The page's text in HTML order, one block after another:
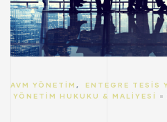
AVM YÖNETIM ,ENTEGRE TESIS
YÖNETIM HUKUKU & MALIYESI